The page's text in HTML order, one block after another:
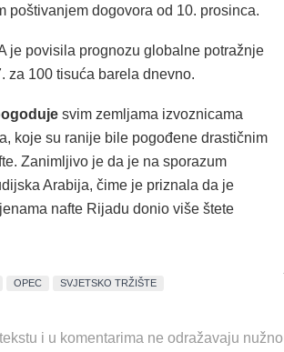
poštivanjem dogovora od 10. prosinca.
je povisila prognozu globalne potražnje
za 100 tisuća barela dnevno.
svim zemljama izvoznicama
koje su ranije bile pogođene drastičnim
Zanimljivo je da je na sporazum
Arabija, čime je priznala da je
nafte Rijadu donio više štete
OPEC SVJETSKO TRŽIŠTE
i u komentarima ne odražavaju nužno